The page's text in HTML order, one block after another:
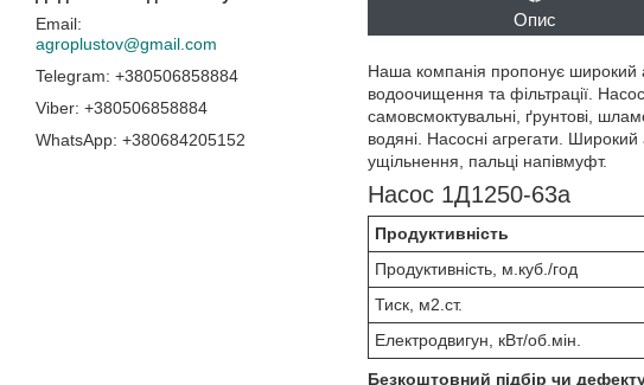
agroplustov@gmail.com
+380506858884
+380506858884
+380684205152
Опис
Наша компанія пропонує широкий
водоочищення та фільтрації.
самовсмоктувальні, ґрунтові,
водяні. Насосні агрегати.
ущільнення, пальці напівмуфт.
Насос 1Д1250-63а
Продуктивність
Продуктивність, м.куб./год
Тиск, м2.ст.
Електродвигун, кВт/об.мін.
Безкоштовний підбір чи